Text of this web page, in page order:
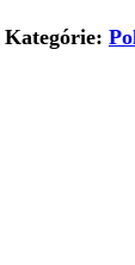
Kategórie: